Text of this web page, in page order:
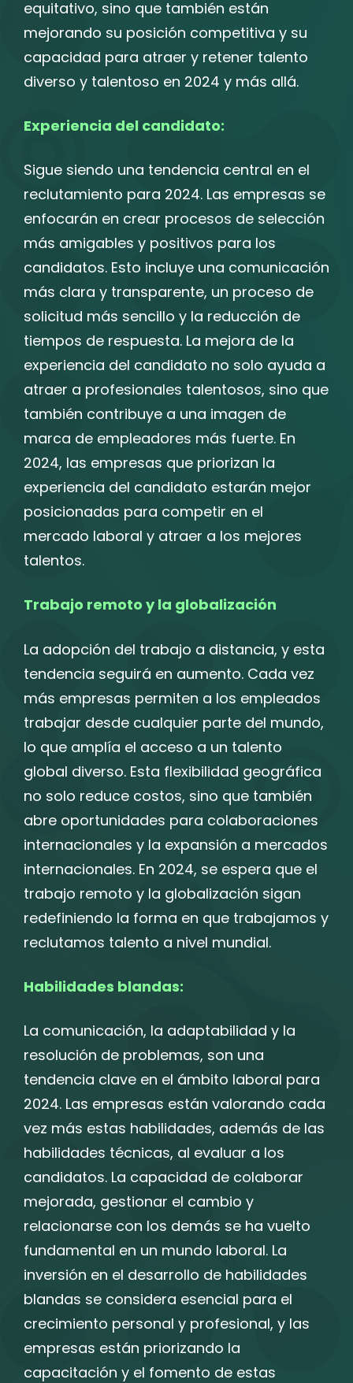
equitativo, sino que también están
mejorando su posición competitiva y su
capacidad para atraer y retener talento
diverso y talentoso en 2024 y más allá.
Experiencia del candidato:
Sigue siendo una tendencia central en el
reclutamiento para 2024. Las empresas se
enfocarán en crear procesos de selección
más amigables y positivos para los
candidatos. Esto incluye una comunicación
más clara y transparente, un proceso de
solicitud más sencillo y la reducción de
tiempos de respuesta. La mejora de la
experiencia del candidato no solo ayuda a
atraer a profesionales talentosos, sino que
también contribuye a una imagen de
marca de empleadores más fuerte. En
2024, las empresas que priorizan la
experiencia del candidato estarán mejor
posicionadas para competir en el
mercado laboral y atraer a los mejores
talentos.
Trabajo remoto y la globalización
La adopción del trabajo a distancia, y esta
tendencia seguirá en aumento. Cada vez
más empresas permiten a los empleados
trabajar desde cualquier parte del mundo,
lo que amplía el acceso a un talento
global diverso. Esta flexibilidad geográfica
no solo reduce costos, sino que también
abre oportunidades para colaboraciones
internacionales y la expansión a mercados
internacionales. En 2024, se espera que el
trabajo remoto y la globalización sigan
redefiniendo la forma en que trabajamos y
reclutamos talento a nivel mundial.
Habilidades blandas:
La comunicación, la adaptabilidad y la
resolución de problemas, son una
tendencia clave en el ámbito laboral para
2024. Las empresas están valorando cada
vez más estas habilidades, además de las
habilidades técnicas, al evaluar a los
candidatos. La capacidad de colaborar
mejorada, gestionar el cambio y
relacionarse con los demás se ha vuelto
fundamental en un mundo laboral. La
inversión en el desarrollo de habilidades
blandas se considera esencial para el
crecimiento personal y profesional, y las
empresas están priorizando la
capacitación y el fomento de estas